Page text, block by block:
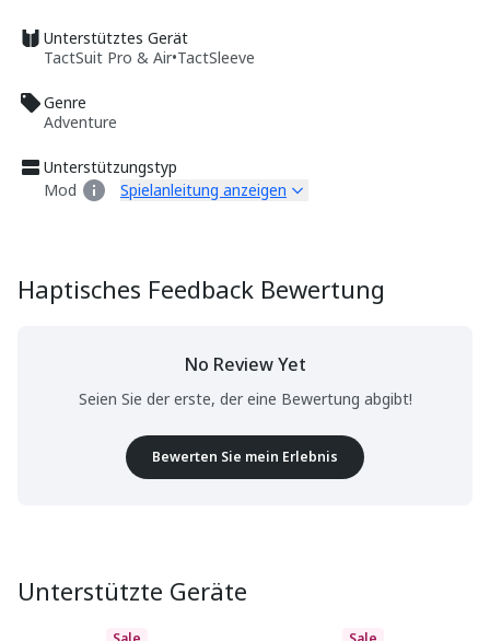
Unterstütztes Gerät
TactSuit Pro & Air•TactSleeve
Genre
Adventure
Unterstützungstyp
Mod
Spielanleitung anzeigen
Haptisches Feedback Bewertung
No Review Yet
Seien Sie der erste, der eine Bewertung abgibt!
Bewerten Sie mein Erlebnis
Unterstützte Geräte